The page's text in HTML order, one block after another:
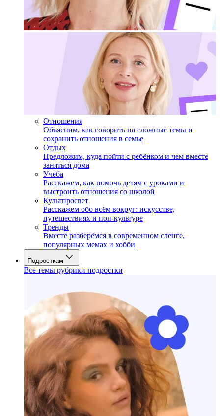
Отношения
Объясним, как говорить на сложные темы и
сохранить отношения в семье
Отдых
Предложим, куда пойти с ребёнком и чем вместе
заняться дома
Учёба
Расскажем, как помочь детям с уроками и
выстроить отношения со школой
Культпросвет
Расскажем обо всём вокруг: искусстве,
путешествиях и поп-культуре
Тренды
Вместе разберёмся в современном сленге,
популярных мемах и хобби
Подросткам
Все темы рубрики подростки